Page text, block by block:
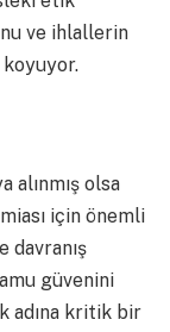
ve ihlallerin
alınmış olsa
için önemli
davranış
güvenini
adına kritik bir